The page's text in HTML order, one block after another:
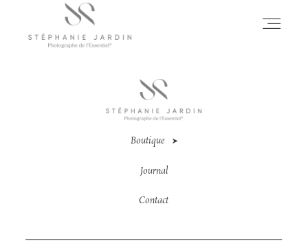
Boutique
Journal
Contact
BIENVENUE
LA PHOTOGRAPHE